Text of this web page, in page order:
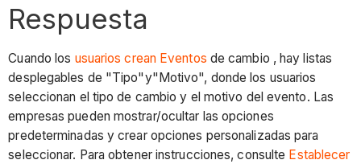
Respuesta
Cuando los usuarios crean Eventos de cambio , hay listas
desplegables de "Tipo"y"Motivo", donde los usuarios
seleccionan el tipo de cambio y el motivo del evento. Las
empresas pueden mostrar/ocultar las opciones
predeterminadas y crear opciones personalizadas para
seleccionar. Para obtener instrucciones, consulte Establecer